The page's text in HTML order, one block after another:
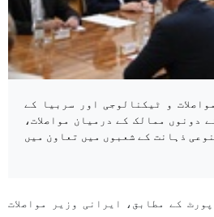
و ٹیکنالوجی اور سربیا کے
دونوں ممالک کے درمیان مواصلات،
ذہانت کے شعبوں میں تعاون میں
کے مطابق، ایرانی وزیر مواصلات